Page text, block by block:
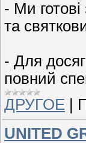
- Ми
та
- Для
повний
ДРУГОЕ
UNITED